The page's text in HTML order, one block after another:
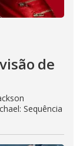
de
Sequência